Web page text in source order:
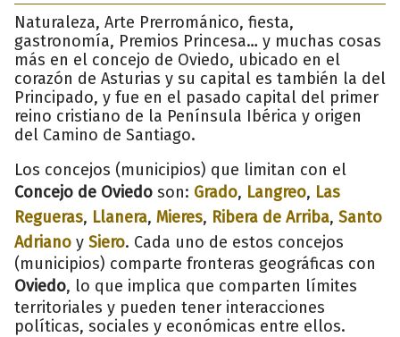
Naturaleza, Arte Prerrománico, fiesta,
gastronomía, Premios Princesa… y muchas cosas
más en el concejo de Oviedo, ubicado en el
corazón de Asturias y su capital es también la del
Principado, y fue en el pasado capital del primer
reino cristiano de la Península Ibérica y origen
del Camino de Santiago.
Los concejos (municipios) que limitan con el
Concejo de Oviedo son: Grado, Langreo, Las
Regueras, Llanera, Mieres, Ribera de Arriba, Santo
Adriano y Siero. Cada uno de estos concejos
(municipios) comparte fronteras geográficas con
Oviedo, lo que implica que comparten límites
territoriales y pueden tener interacciones
políticas, sociales y económicas entre ellos.